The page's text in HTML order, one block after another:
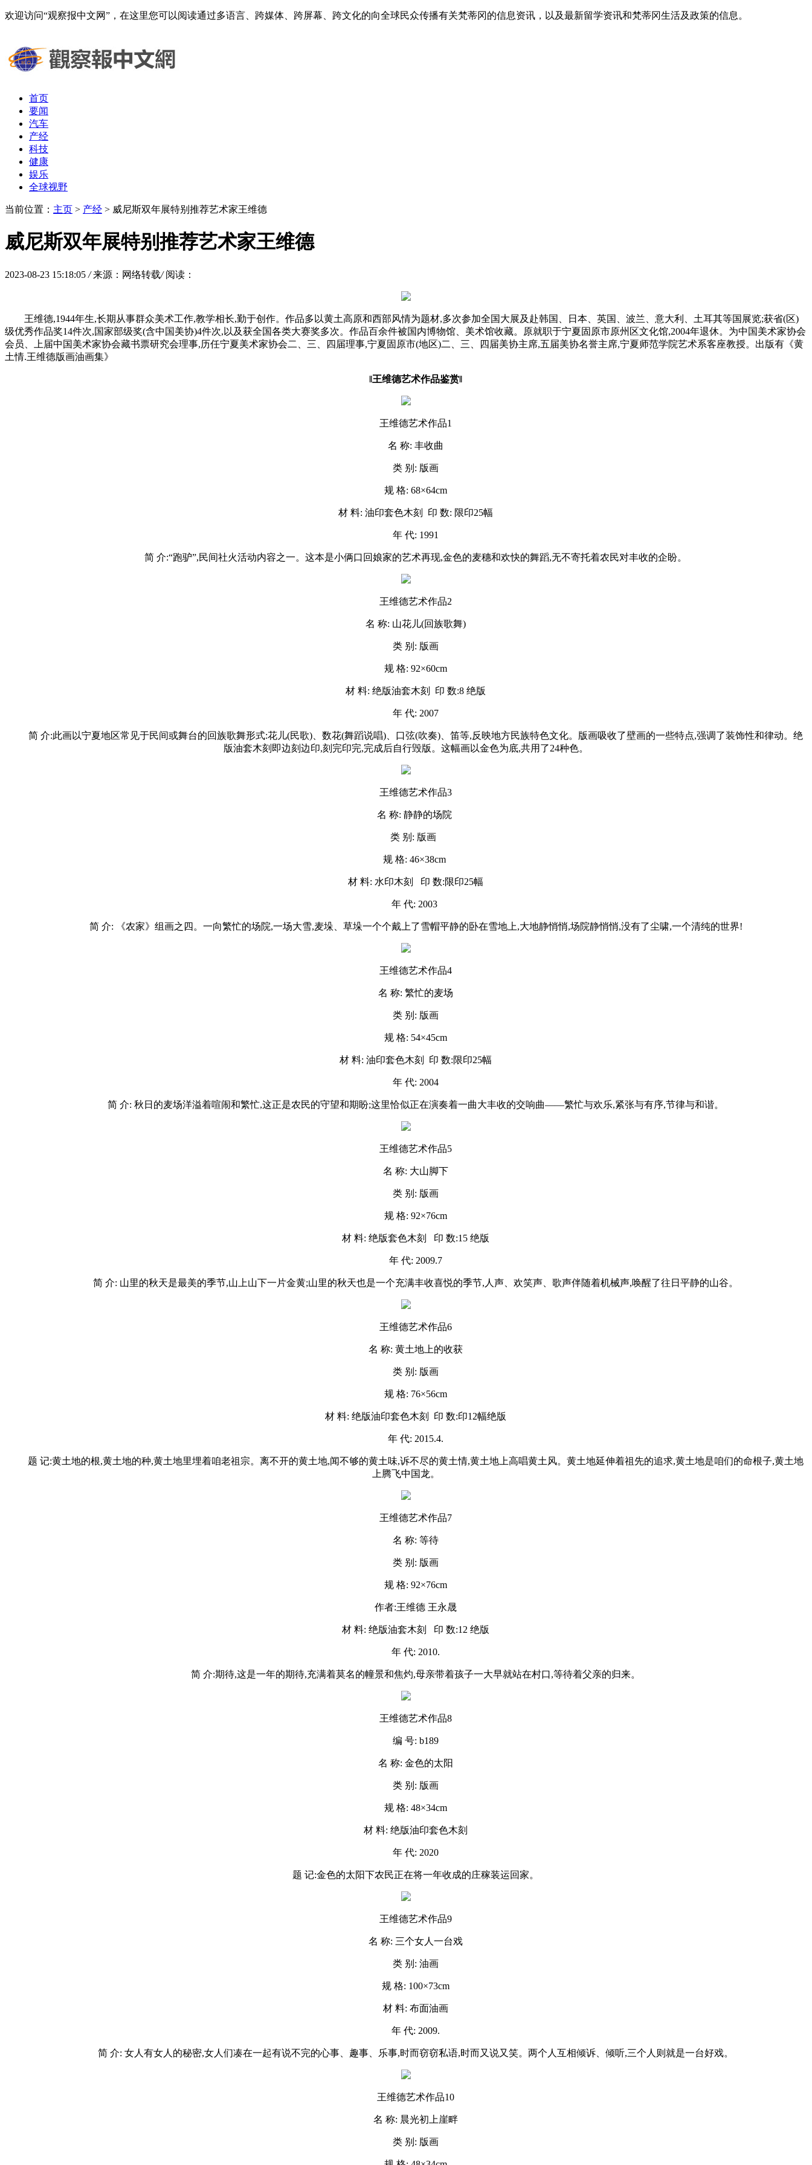
欢迎访问“观察报中文网”，在这里您可以阅读通过多语言、跨媒体、跨屏幕、跨文化的向全球民众传播有关梵蒂冈的信息资讯，以及最新留学资讯和梵蒂冈生活及政策的信息。
首页
要闻
汽车
产经
科技
健康
娱乐
全球视野
当前位置： 主页 > 产经 > 威尼斯双年展特别推荐艺术家王维德
威尼斯双年展特别推荐艺术家王维德
2023-08-23 15:18:05 / 来源：网络转载/ 阅读：
王维德,1944年生,长期从事群众美术工作,教学相长,勤于创作。作品多以黄土高原和西部风情为题材,多次参加全国大展及赴韩国、日本、英国、波兰、意大利、土耳其等国展览;获省(区)
级优秀作品奖14件次,国家部级奖(含中国美协)4件次,以及获全国各类大赛奖多次。作品百余件被国内博物馆、美术馆收藏。原就职于宁夏固原市原州区文化馆,2004年退休。为中国美术家协会
会员、上届中国美术家协会藏书票研究会理事,历任宁夏美术家协会二、三、四届理事,宁夏固原市(地区)二、三、四届美协主席,五届美协名誉主席,宁夏师范学院艺术系客座教授。出版有《黄
土情.王维德版画油画集》
‖王维德艺术作品鉴赏‖
王维德艺术作品1
名 称: 丰收曲
类 别: 版画
规 格: 68×64cm
材 料: 油印套色木刻 印 数: 限印25幅
年 代: 1991
简 介:“跑驴”,民间社火活动内容之一。这本是小俩口回娘家的艺术再现,金色的麦穗和欢快的舞蹈,无不寄托着农民对丰收的企盼。
王维德艺术作品2
名 称: 山花儿(回族歌舞)
类 别: 版画
规 格: 92×60cm
材 料: 绝版油套木刻 印 数:8 绝版
年 代: 2007
简 介:此画以宁夏地区常见于民间或舞台的回族歌舞形式:花儿(民歌)、数花(舞蹈说唱)、口弦(吹奏)、笛等,反映地方民族特色文化。版画吸收了壁画的一些特点,强调了装饰性和律动。绝
版油套木刻即边刻边印,刻完印完,完成后自行毁版。这幅画以金色为底,共用了24种色。
王维德艺术作品3
名 称: 静静的场院
类 别: 版画
规 格: 46×38cm
材 料: 水印木刻 印 数:限印25幅
年 代: 2003
简 介: 《农家》组画之四。一向繁忙的场院,一场大雪,麦垛、草垛一个个戴上了雪帽平静的卧在雪地上,大地静悄悄,场院静悄悄,没有了尘啸,一个清纯的世界!
王维德艺术作品4
名 称: 繁忙的麦场
类 别: 版画
规 格: 54×45cm
材 料: 油印套色木刻 印 数:限印25幅
年 代: 2004
简 介: 秋日的麦场洋溢着喧闹和繁忙,这正是农民的守望和期盼;这里恰似正在演奏着一曲大丰收的交响曲——繁忙与欢乐,紧张与有序,节律与和谐。
王维德艺术作品5
名 称: 大山脚下
类 别: 版画
规 格: 92×76cm
材 料: 绝版套色木刻 印 数:15 绝版
年 代: 2009.7
简 介: 山里的秋天是最美的季节,山上山下一片金黄;山里的秋天也是一个充满丰收喜悦的季节,人声、欢笑声、歌声伴随着机械声,唤醒了往日平静的山谷。
王维德艺术作品6
名 称: 黄土地上的收获
类 别: 版画
规 格: 76×56cm
材 料: 绝版油印套色木刻 印 数:印12幅绝版
年 代: 2015.4.
题 记:黄土地的根,黄土地的种,黄土地里埋着咱老祖宗。离不开的黄土地,闻不够的黄土味,诉不尽的黄土情,黄土地上高唱黄土风。黄土地延伸着祖先的追求,黄土地是咱们的命根子,黄土地
上腾飞中国龙。
王维德艺术作品7
名 称: 等待
类 别: 版画
规 格: 92×76cm
作者:王维德 王永晟
材 料: 绝版油套木刻 印 数:12 绝版
年 代: 2010.
简 介:期待,这是一年的期待,充满着莫名的幢景和焦灼,母亲带着孩子一大早就站在村口,等待着父亲的归来。
王维德艺术作品8
编 号: b189
名 称: 金色的太阳
类 别: 版画
规 格: 48×34cm
材 料: 绝版油印套色木刻
年 代: 2020
题 记:金色的太阳下农民正在将一年收成的庄稼装运回家。
王维德艺术作品9
名 称: 三个女人一台戏
类 别: 油画
规 格: 100×73cm
材 料: 布面油画
年 代: 2009.
简 介: 女人有女人的秘密,女人们凑在一起有说不完的心事、趣事、乐事,时而窃窃私语,时而又说又笑。两个人互相倾诉、倾听,三个人则就是一台好戏。
王维德艺术作品10
名 称: 晨光初上崖畔
类 别: 版画